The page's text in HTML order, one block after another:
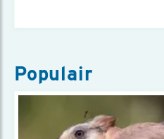
Populair